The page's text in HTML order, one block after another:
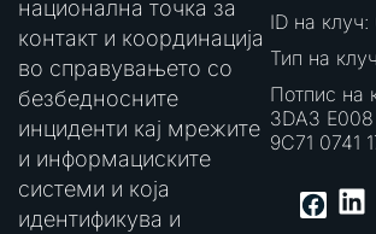
национална точка за
контакт и координација
во справувањето со
безбедносните
инциденти кај мрежите
и информациските
системи и која
идентификува и
ID на
Тип на
Потпис на
3DA3
9C71 0741